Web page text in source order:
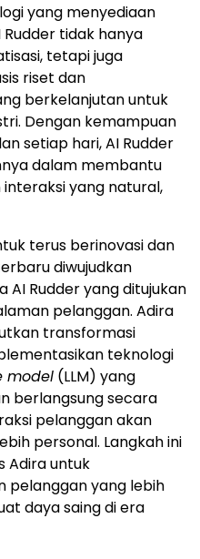
yang menyediaan
tidak hanya
tetapi juga
riset dan
berkelanjutan untuk
Dengan kemampuan
setiap hari, AI Rudder
dalam membantu
yang natural,
terus berinovasi dan
diwujudkan
Rudder yang ditujukan
pelanggan. Adira
transformasi
teknologi
model (LLM) yang
berlangsung secara
pelanggan akan
personal. Langkah ini
Adira untuk
pelanggan yang lebih
daya saing di era